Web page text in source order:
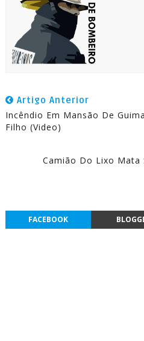
Artigo Anterior
Incêndio Em Mansão De
Filho (Video)
Camião Do Lixo Mata
FACEBOOK